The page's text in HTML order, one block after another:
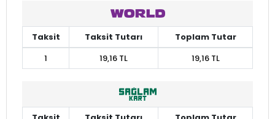
Taksit Taksit Tutarı
Toplam Tutar
1
19,16 TL 19,16 TL